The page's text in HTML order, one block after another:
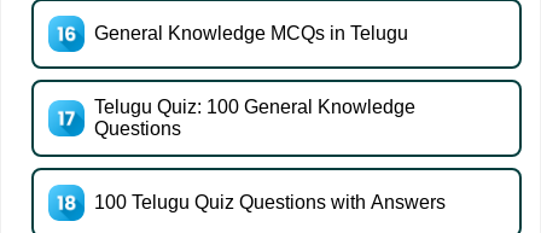
General Knowledge MCQs in Telugu
Telugu Quiz: 100 General Knowledge
Questions
100 Telugu Quiz Questions with Answers